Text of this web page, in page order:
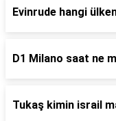
Evinrude hangi
D1 Milano saat ne
Tukaş kimin israil